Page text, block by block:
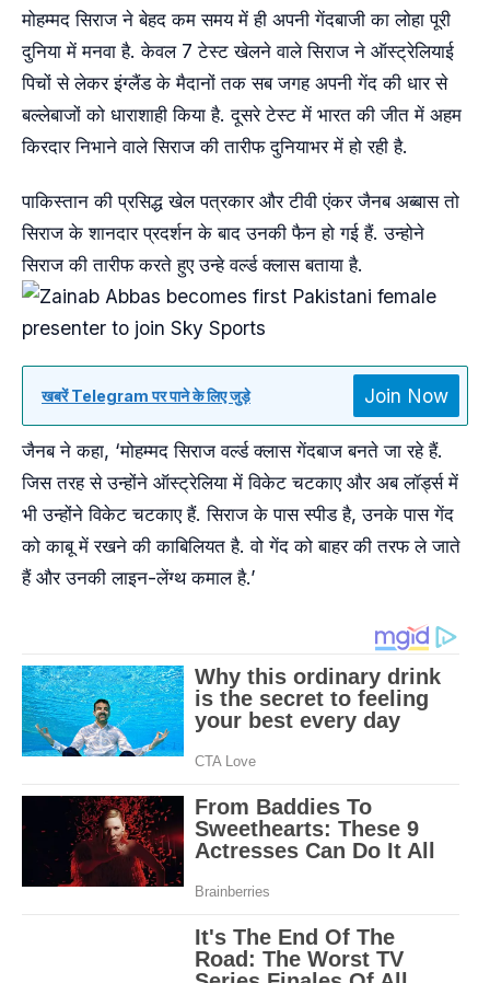
मोहम्मद सिराज ने बेहद कम समय में ही अपनी गेंदबाजी का लोहा पूरी
दुनिया में मनवा है. केवल 7 टेस्ट खेलने वाले सिराज ने ऑस्ट्रेलियाई
पिचों से लेकर इंग्लैंड के मैदानों तक सब जगह अपनी गेंद की धार से
बल्लेबाजों को धाराशाही किया है. दूसरे टेस्ट में भारत की जीत में अहम
किरदार निभाने वाले सिराज की तारीफ दुनियाभर में हो रही है.
पाकिस्तान की प्रसिद्ध खेल पत्रकार और टीवी एंकर जैनब अब्बास तो
सिराज के शानदार प्रदर्शन के बाद उनकी फैन हो गई हैं. उन्होने
सिराज की तारीफ करते हुए उन्हे वर्ल्ड क्लास बताया है.
खबरें Telegram पर पाने के लिए जुड़े Join Now
जैनब ने कहा, ‘मोहम्मद सिराज वर्ल्ड क्लास गेंदबाज बनते जा रहे हैं.
जिस तरह से उन्होंने ऑस्ट्रेलिया में विकेट चटकाए और अब लॉर्ड्स में
भी उन्होंने विकेट चटकाए हैं. सिराज के पास स्पीड है, उनके पास गेंद
को काबू में रखने की काबिलियत है. वो गेंद को बाहर की तरफ ले जाते
हैं और उनकी लाइन-लेंग्थ कमाल है.’